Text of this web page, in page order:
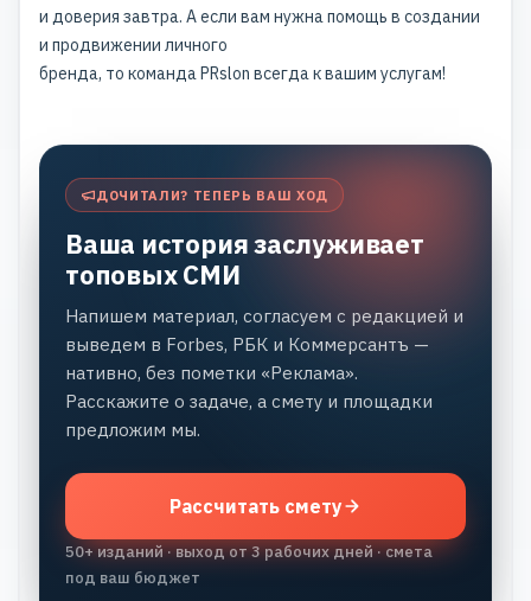
и доверия завтра. А если вам нужна помощь в создании
и продвижении личного
бренда, то командаPRslon всегда к вашим услугам!
ДОЧИТАЛИ? ТЕПЕРЬ ВАШ ХОД
Ваша история заслуживает
топовых СМИ
Напишем материал, согласуем с редакцией и
выведем в Forbes, РБК и Коммерсантъ —
нативно, без пометки «Реклама».
Расскажите о задаче, а смету и площадки
предложим мы.
Рассчитать смету
50+ изданий · выход от 3 рабочих дней · смета
под ваш бюджет